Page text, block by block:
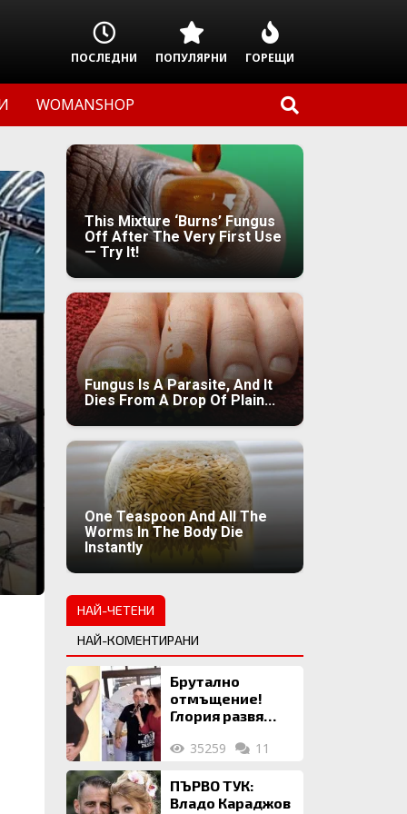
ПОСЛЕДНИ ПОПУЛЯРНИ ГОРЕЩИ
WOMANSHOP
This Mixture ‘Burns’ Fungus
Off After The Very First Use
— Try It!
Fungus Is A Parasite, And It
Dies From A Drop Of Plain...
One Teaspoon And All The
Worms In The Body Die
Instantly
НАЙ-ЧЕТЕНИ
НАЙ-КОМЕНТИРАНИ
Брутално
отмъщение!
Глория развя
на Илия: Ожени
жена, заряза
Симона, за да
35259 11
ПЪРВО ТУК:
Владо Караджов